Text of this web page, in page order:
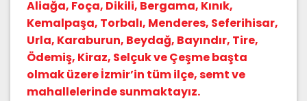
Aliağa, Foça, Dikili, Bergama, Kınık,
Kemalpaşa, Torbalı, Menderes, Seferihisar,
Urla, Karaburun, Beydağ, Bayındır, Tire,
Ödemiş, Kiraz, Selçuk ve Çeşme başta
olmak üzere İzmir’in tüm ilçe, semt ve
mahallelerinde sunmaktayız.